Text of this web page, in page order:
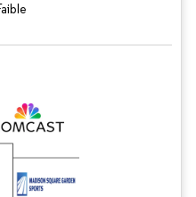
nécessite une attribution sous CC